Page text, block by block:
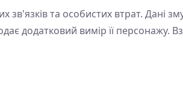
зв'язків та особистих втрат. Дані
додатковий вимір її персонажу.